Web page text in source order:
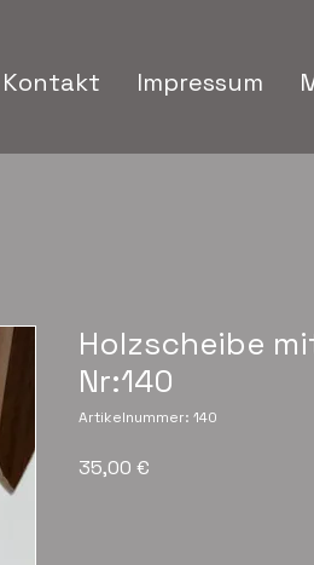
Kontakt Impressum
Holzscheibe
Nr:140
Artikelnummer: 140
35,00 €